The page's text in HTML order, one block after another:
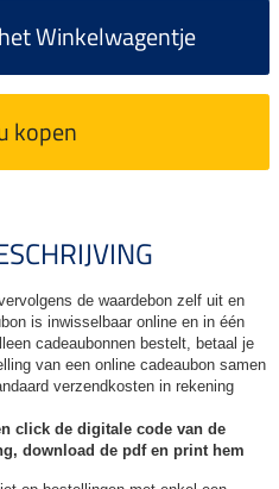
Winkelwagentje
kopen
de waardebon zelf uit en
is inwisselbaar online en in één
cadeaubonnen bestelt, betaal je
van een online cadeaubon samen
verzendkosten in rekening
click de digitale code van de
download de pdf en print hem